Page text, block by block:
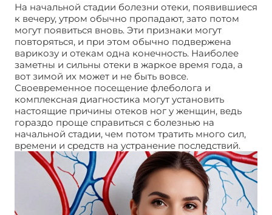
На начальной стадии болезни отеки, появившиеся
к вечеру, утром обычно пропадают, зато потом
могут появиться вновь. Эти признаки могут
повторяться, и при этом обычно подвержена
варикозу и отекам одна конечность. Наиболее
заметны и сильны отеки в жаркое время года, а
вот зимой их может и не быть вовсе.
Своевременное посещение флеболога и
комплексная диагностика могут установить
настоящие причины отеков ног у женщин, ведь
гораздо проще справиться с болезнью на
начальной стадии, чем потом тратить много сил,
времени и средств на устранение последствий.